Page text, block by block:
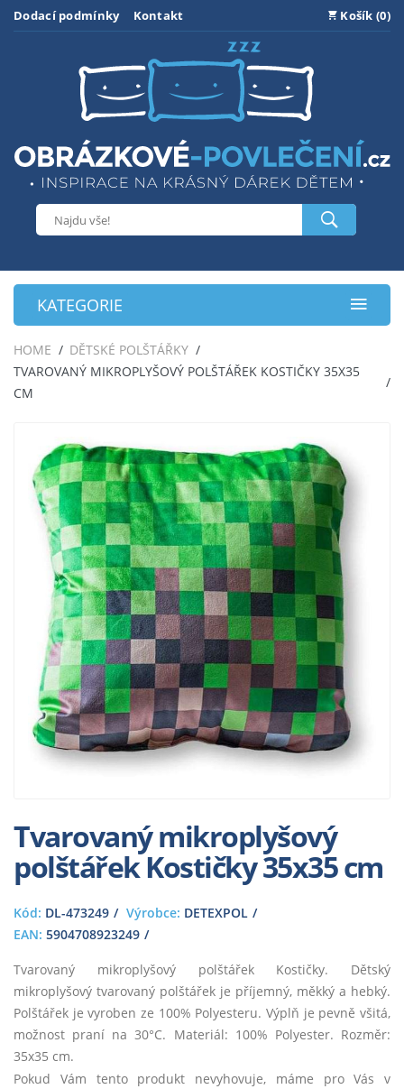
Dodací podmínky Kontakt Košík (0)
KATEGORIE
HOME
DĚTSKÉ POLŠTÁŘKY
TVAROVANÝ MIKROPLYŠOVÝ POLŠTÁŘEK KOSTIČKY 35X35
CM
Tvarovaný mikroplyšový
polštářek Kostičky 35x35 cm
Kód: DL-473249 Výrobce: DETEXPOL
EAN: 5904708923249
Tvarovaný mikroplyšový polštářek Kostičky. Dětský
mikroplyšový tvarovaný polštářek je příjemný, měkký a hebký.
Polštářek je vyroben ze 100% Polyesteru. Výplň je pevně všitá,
možnost praní na 30°C. Materiál: 100% Polyester. Rozměr:
35x35 cm.
Pokud Vám tento produkt nevyhovuje, máme pro Vás v